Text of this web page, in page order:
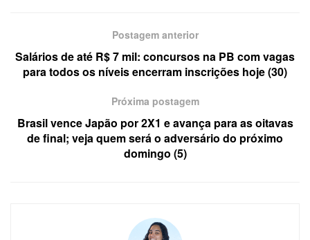
Postagem anterior
Salários de até R$ 7 mil: concursos na PB com vagas
para todos os níveis encerram inscrições hoje (30)
Próxima postagem
Brasil vence Japão por 2X1 e avança para as oitavas
de final; veja quem será o adversário do próximo
domingo (5)